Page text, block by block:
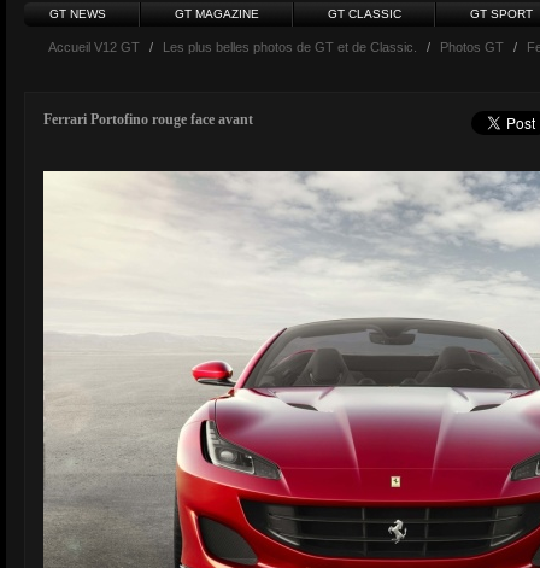
GT NEWS GT MAGAZINE GT CLASSIC GT SPORT
Accueil V12 GT / Les plus belles photos de GT et de Classic. / Photos GT /
Ferrari Portofino rouge face avant